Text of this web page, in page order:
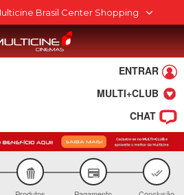
Brasil Center Shopping
Multicine